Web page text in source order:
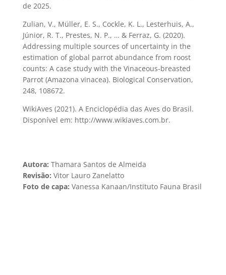
de 2025.
Zulian, V., Müller, E. S., Cockle, K. L., Lesterhuis, A.,
Júnior, R. T., Prestes, N. P., … & Ferraz, G. (2020).
Addressing multiple sources of uncertainty in the
estimation of global parrot abundance from roost
counts: A case study with the Vinaceous-breasted
Parrot (Amazona vinacea). Biological Conservation,
248, 108672.
WikiAves (2021). A Enciclopédia das Aves do Brasil.
Disponível em: http://www.wikiaves.com.br.
Autora: Thamara Santos de Almeida
Revisão: Vitor Lauro Zanelatto
Foto de capa: Vanessa Kanaan/Instituto Fauna Brasil